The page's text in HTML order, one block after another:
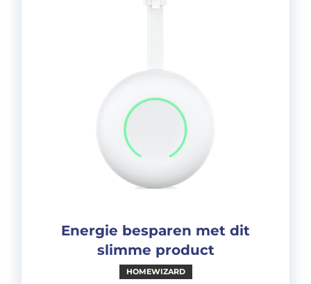
Energie besparen met dit
slimme product
HOMEWIZARD